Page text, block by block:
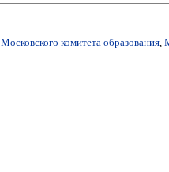
Московского комитета образования,